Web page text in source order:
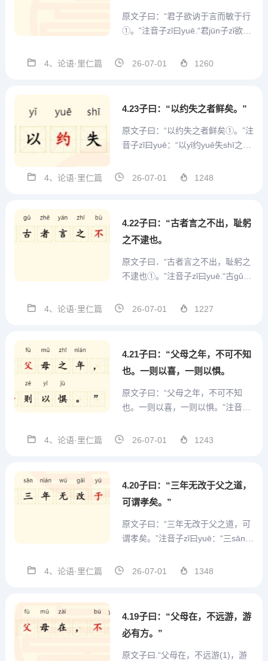
原文子曰：“君子欲讷于言而敏于行
①。”注音子zǐ曰yuē.“君jūn子zǐ欲yù
ng。"注释(1)讷：迟钝。这里指说
4、论语·里仁篇 26-07-01 1260
4.23子曰：“以约失之者鲜矣。”
原文子曰：“以约失之者鲜矣①。”注
音子zǐ曰yuē：“以yǐ约yuē失shī之zh
束。这里指“约之以礼”。(2)鲜：少
读宋代理学家朱...
4、论语·里仁篇 26-07-01 1248
4.22子曰：“古者言之不出，耻躬
之不逮也。
原文子曰．“古者言之不出，耻躬之
不逮也①。”注音子zǐ曰yuē.“古gǔ者
gōng之zhī不bú逮dài也yě。注释①
他们以...
4、论语·里仁篇 26-07-01 1227
4.21子曰：“父母之年，不可不知
也。一则以喜，一则以惧。
原文子曰：“父母之年，不可不知
也。一则以喜，一则以惧。”注音子
不bù可kě不bù知zhī也yě。一yī则zé
一方面因...
4、论语·里仁篇 26-07-01 1243
4.20子曰：“三年无改于父之道，
可谓孝矣。”
原文子曰：“三年无改于父之道，可
谓孝矣。”注音子zǐ曰yuē：“三sān年
o，可kě谓wèi孝xiào矣yǐ。”翻译孔
了孝。”停顿...
4、论语·里仁篇 26-07-01 1348
4.19子曰：“父母在，不远游，游
必有方。”
原文子曰.“父母在，不远游(1)，游